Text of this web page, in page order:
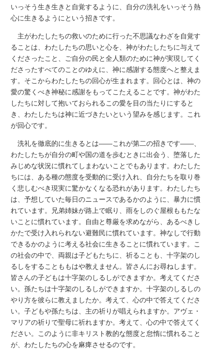
いっそう生き生きと自覚するように、自分の洗礼をいっそう熱
心に生きるようにという招きです。
主がわたしたちの救いのために行った不思議なわざを自覚す
ることは、わたしたちの思いと心を、神がわたしたちに与えて
くださったこと、ご自分の民と全人類のために神が実現してく
ださったすべてのことのゆえに、神に感謝する態度へと整えま
す。そこからわたしたちの回心が生まれます。回心とは、神の
愛の驚くべき神秘に感謝をもってこたえることです。神がわた
したちに対して抱いておられるこの愛を目の当たりにすると
き、わたしたちは神に近づきたいという望みを感じます。これ
が回心です。
洗礼を徹底的に生きるとは――これが第二の招きです――、
わたしたちが自分の町や国の道を歩むときに出会う、堕落した
みじめな状況に慣れてしまわないことでもあります。わたした
ちには、ある種の態度を受動的に受け入れ、自分たちを取り巻
く悲しむべき現実に驚かなくなる恐れがあります。わたしたち
は、予想していた毎日のニュースであるかのように、暴力に慣
れています。兄弟姉妹が路上で眠り、雨をしのぐ屋根ももたな
いことに慣れています。自由と尊厳を求めながら、あるべきし
かたで受け入れられない避難民に慣れています。神なしで行動
できるかのように考える社会に生きることに慣れています。こ
の社会の中で、両親は子どもたちに、祈ることも、十字架のし
るしをすることももはや教えません。皆さんにお尋ねします。
皆さんの子どもは十字架のしるしができますか。考えてくださ
い。孫たちは十字架のしるしができますか。十字架のしるしの
やり方を彼らに教えましたか。考えて、心の中で答えてくださ
い。子どもや孫たちは、主の祈りが唱えられますか。アヴェ・
マリアの祈りで聖母に祈れますか。考えて、心の中で答えてく
ださい。このように非キリスト教的な態度と怠惰に慣れること
が、わたしたちの心を麻痺させるのです。